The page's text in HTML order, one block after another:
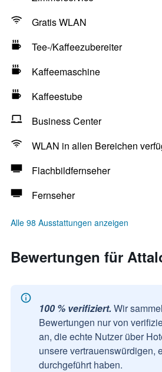
Gratis WLAN
Tee-/Kaffeezubereiter
Kaffeemaschine
Kaffeestube
Business Center
WLAN in allen Bereichen
Flachbildfernseher
Fernseher
Alle 98 Ausstattungen anzeigen
Bewertungen für
100 % verifiziert. Wir
Bewertungen nur von
an, die echte Nutzer über
unsere vertrauenswürdigen,
durchgeführt haben.